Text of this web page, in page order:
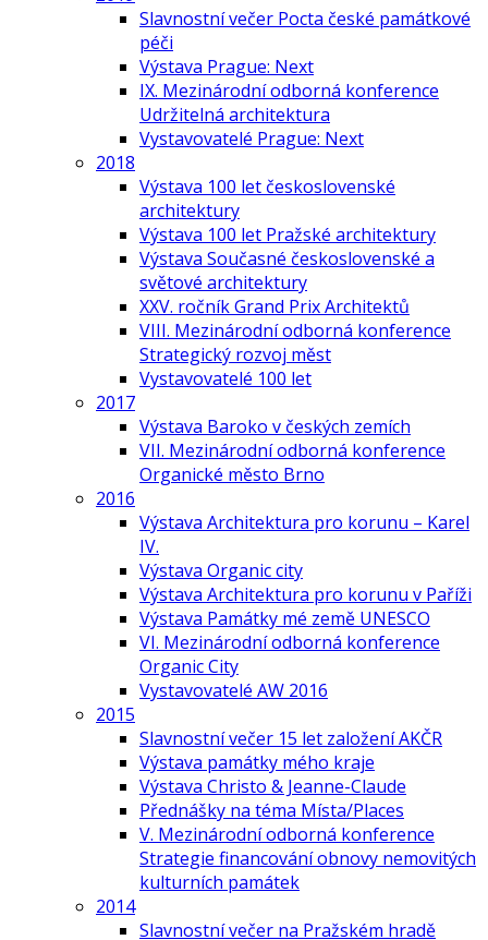
Slavnostní večer Pocta české památkové
péči
Výstava Prague: Next
IX. Mezinárodní odborná konference
Udržitelná architektura
Vystavovatelé Prague: Next
2018
Výstava 100 let československé
architektury
Výstava 100 let Pražské architektury
Výstava Současné československé a
světové architektury
XXV. ročník Grand Prix Architektů
VIII. Mezinárodní odborná konference
Strategický rozvoj měst
Vystavovatelé 100 let
2017
Výstava Baroko v českých zemích
VII. Mezinárodní odborná konference
Organické město Brno
2016
Výstava Architektura pro korunu – Karel
IV.
Výstava Organic city
Výstava Architektura pro korunu v Paříži
Výstava Památky mé země UNESCO
VI. Mezinárodní odborná konference
Organic City
Vystavovatelé AW 2016
2015
Slavnostní večer 15 let založení AKČR
Výstava památky mého kraje
Výstava Christo & Jeanne-Claude
Přednášky na téma Místa/Places
V. Mezinárodní odborná konference
Strategie financování obnovy nemovitých
kulturních památek
2014
Slavnostní večer na Pražském hradě